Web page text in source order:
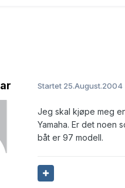
Startet 25.August.2004
Jeg skal kjøpe meg
Yamaha. Er det noen
båt er 97 modell.